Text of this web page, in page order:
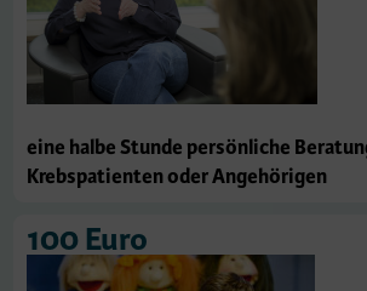
eine halbe Stunde persönliche
Krebspatienten oder Angehörigen
100 Euro